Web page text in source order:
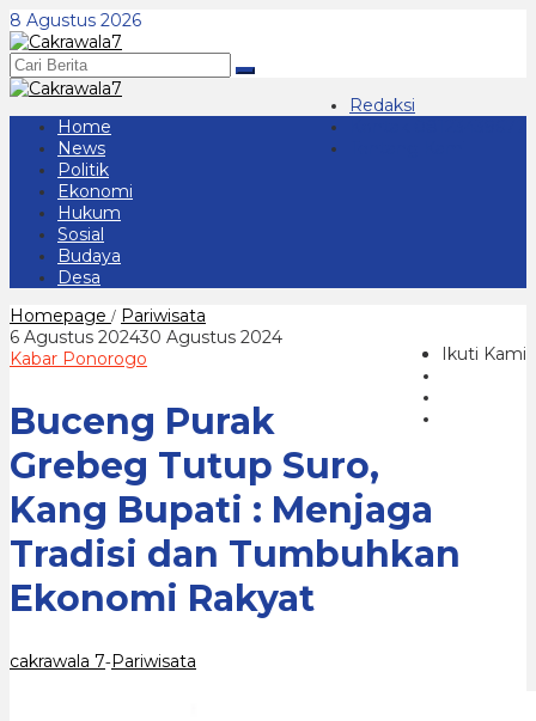
Lewati
ke
konten
8 Agustus 2026
Redaksi
Home
News
Politik
Ekonomi
Hukum
Sosial
Budaya
Desa
Homepage / Pariwisata
Purak
Bupati
Menjaga
Tradisi
dan
Tumbuhkan
Ekonomi
Ikuti Kami
6 Agustus 202430 Agustus 2024oleh
Kabar Ponorogo
Buceng Purak
Grebeg Tutup Suro,
Kang Bupati : Menjaga
Tradisi dan Tumbuhkan
Ekonomi Rakyat
cakrawala 7-Pariwisata